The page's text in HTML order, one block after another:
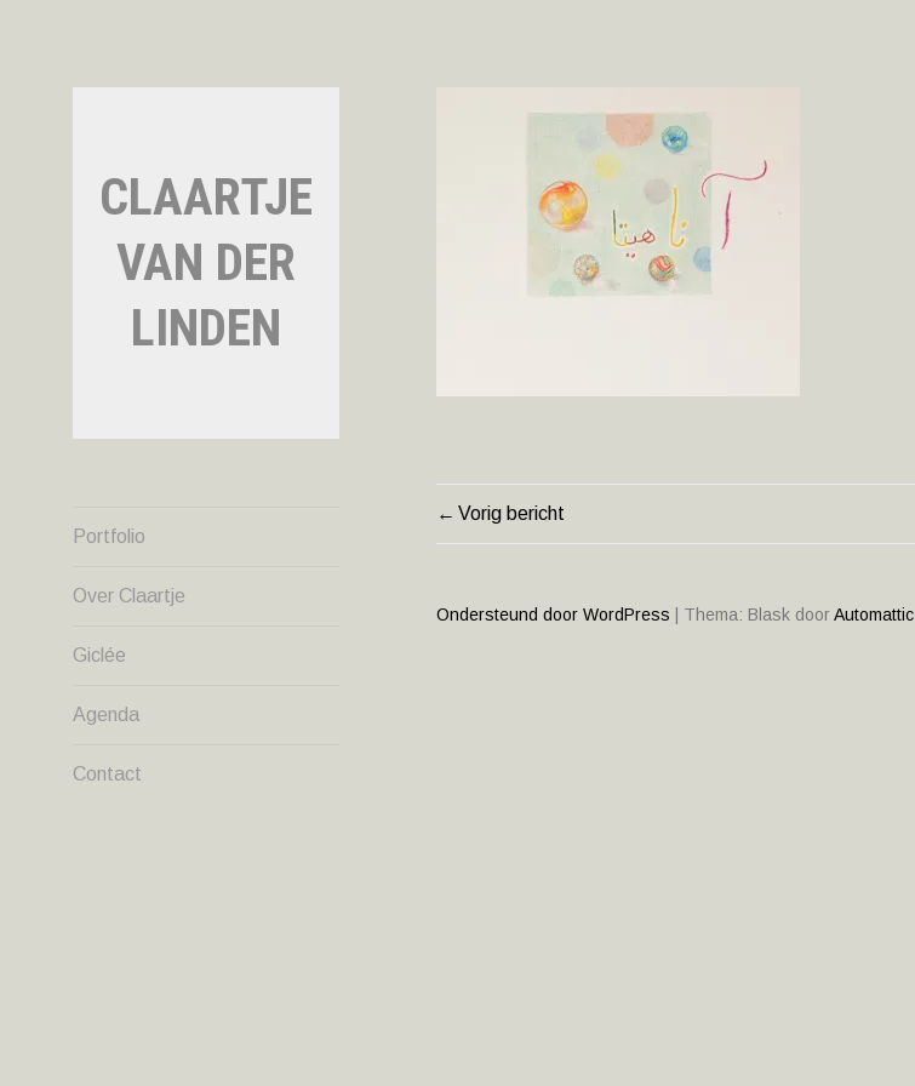
CLAARTJE
VAN DER
LINDEN
Portfolio
Over Claartje
Giclée
Agenda
Contact
BERICHT
Vorig bericht
Ondersteund door WordPress Thema: Blask doorAutomattic